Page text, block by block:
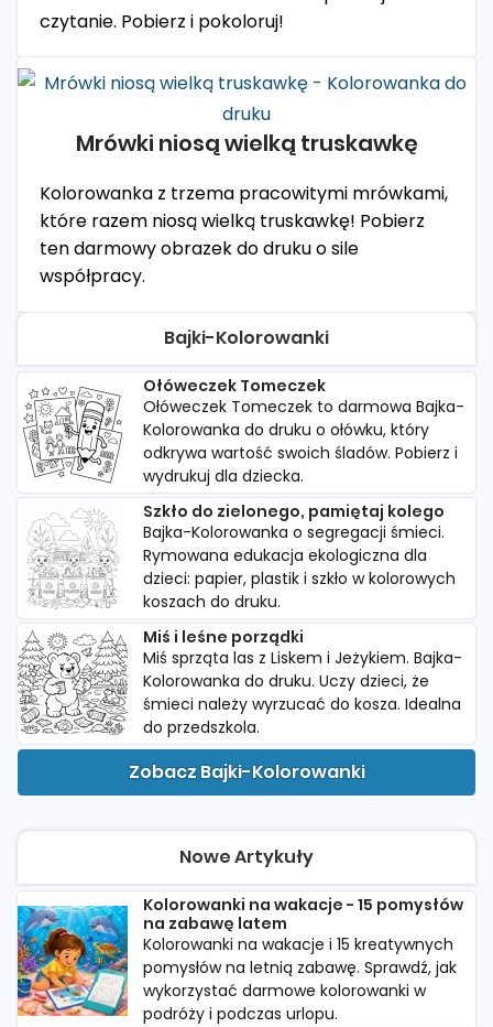
czytanie. Pobierz i pokoloruj!
Mrówki niosą wielką truskawkę
Kolorowanka z trzema pracowitymi mrówkami,
które razem niosą wielką truskawkę! Pobierz
ten darmowy obrazek do druku o sile
współpracy.
Bajki-Kolorowanki
Ołóweczek Tomeczek
Ołóweczek Tomeczek to darmowa Bajka-
Kolorowanka do druku o ołówku, który
odkrywa wartość swoich śladów. Pobierz i
wydrukuj dla dziecka.
Szkło do zielonego, pamiętaj kolego
Bajka-Kolorowanka o segregacji śmieci.
Rymowana edukacja ekologiczna dla
dzieci: papier, plastik i szkło w kolorowych
koszach do druku.
Miś i leśne porządki
Miś sprząta las z Liskem i Jeżykiem. Bajka-
Kolorowanka do druku. Uczy dzieci, że
śmieci należy wyrzucać do kosza. Idealna
do przedszkola.
Zobacz Bajki-Kolorowanki
Nowe Artykuły
Kolorowanki na wakacje - 15 pomysłów
na zabawę latem
Kolorowanki na wakacje i 15 kreatywnych
pomysłów na letnią zabawę. Sprawdź, jak
wykorzystać darmowe kolorowanki w
podróży i podczas urlopu.